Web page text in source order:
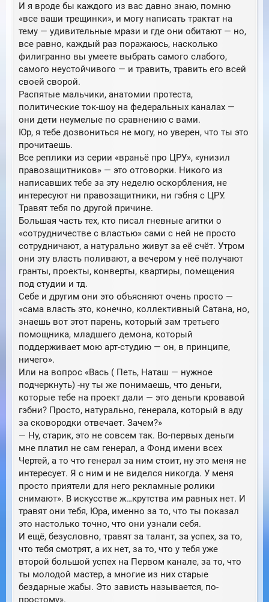
И я вроде бы каждого из вас давно знаю, помню
«все ваши трещинки», и могу написать трактат на
тему — удивительные мрази и где они обитают — но,
все равно, каждый раз поражаюсь, насколько
филигранно вы умеете выбрать самого слабого,
самого неустойчивого — и травить, травить его всей
своей сворой.
Распятые мальчики, анатомии протеста,
политические ток-шоу на федеральных каналах —
они дети неумелые по сравнению с вами.
Юр, я тебе дозвониться не могу, но уверен, что ты это
прочитаешь.
Все реплики из серии «враньё про ЦРУ», «унизил
правозащитников» — это отговорки. Никого из
написавших тебе за эту неделю оскорбления, не
интересуют ни правозащитники, ни гэбня с ЦРУ.
Травят тебя по другой причине.
Большая часть тех, кто писал гневные агитки о
«сотрудничестве с властью» сами с ней не просто
сотрудничают, а натурально живут за её счёт. Утром
они эту власть поливают, а вечером у неё получают
гранты, проекты, конверты, квартиры, помещения
под студии и тд.
Себе и другим они это объясняют очень просто —
«сама власть это, конечно, коллективный Сатана, но,
знаешь вот этот парень, который зам третьего
помощника, младшего демона, который
поддерживает мою арт-студию — он, в принципе,
ничего».
Или на вопрос «Вась ( Петь, Наташ — нужное
подчеркнуть) -ну ты же понимаешь, что деньги,
которые тебе на проект дали — это деньги кровавой
гэбни? Просто, натурально, генерала, который в аду
за сковородки отвечает. Зачем?»
— Ну, старик, это не совсем так. Во-первых деньги
мне платил не сам генерал, а Фонд имени всех
Чертей, а то что генерал за ним стоит, ну это меня не
интересует. Я с ним и не виделся никогда. У меня
просто приятели для него рекламные ролики
снимают». В искусстве ж…крутства им равных нет. И
травят они тебя, Юра, именно за то, что ты показал
это настолько точно, что они узнали себя.
И ещё, безусловно, травят за талант, за успех, за то,
что тебя смотрят, а их нет, за то, что у тебя уже
второй большой успех на Первом канале, за то, что
ты молодой мастер, а многие из них старые
бездарные жабы. Это зависть называется, по-
простому».